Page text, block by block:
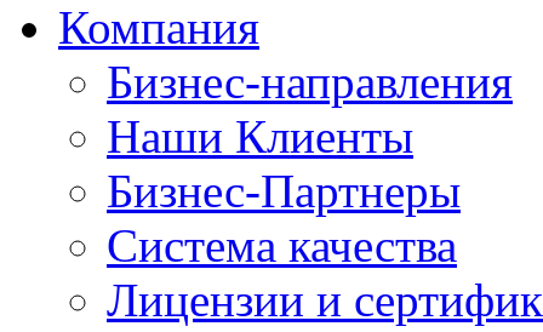
Компания
Бизнес-направления
Наши Клиенты
Бизнес-Партнеры
Система качества
Лицензии и